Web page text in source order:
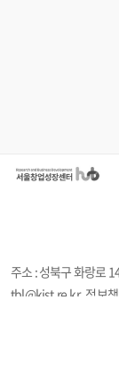
주소 : 성북구 화랑로
tbl@kist.re.kr 정보